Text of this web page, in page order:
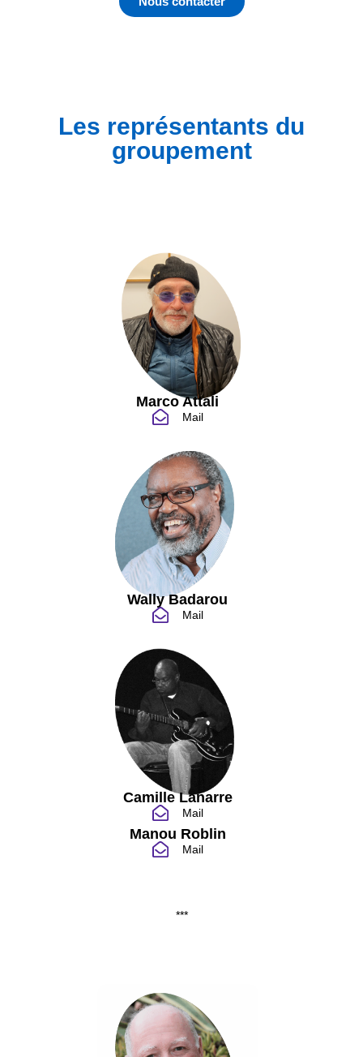
Les représentants du
groupement
Marco Attali
Mail
Wally Badarou
Mail
Camille Lanarre
Mail
Manou Roblin
Mail
***